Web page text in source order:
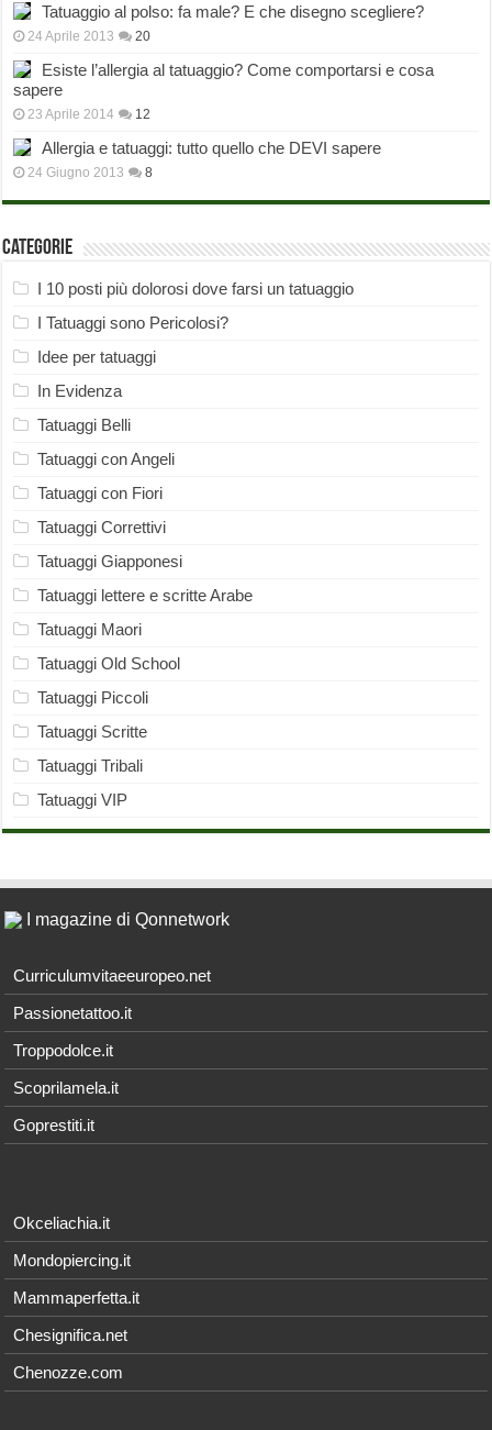
Tatuaggio al polso: fa male? E che disegno scegliere?
24 Aprile 2013 20
Esiste l’allergia al tatuaggio? Come comportarsi e cosa
sapere
23 Aprile 2014 12
Allergia e tatuaggi: tutto quello che DEVI sapere
24 Giugno 2013 8
Categorie
I 10 posti più dolorosi dove farsi un tatuaggio
I Tatuaggi sono Pericolosi?
Idee per tatuaggi
In Evidenza
Tatuaggi Belli
Tatuaggi con Angeli
Tatuaggi con Fiori
Tatuaggi Correttivi
Tatuaggi Giapponesi
Tatuaggi lettere e scritte Arabe
Tatuaggi Maori
Tatuaggi Old School
Tatuaggi Piccoli
Tatuaggi Scritte
Tatuaggi Tribali
Tatuaggi VIP
I magazine di Qonnetwork
Curriculumvitaeeuropeo.net
Passionetattoo.it
Troppodolce.it
Scoprilamela.it
Goprestiti.it
Okceliachia.it
Mondopiercing.it
Mammaperfetta.it
Chesignifica.net
Chenozze.com